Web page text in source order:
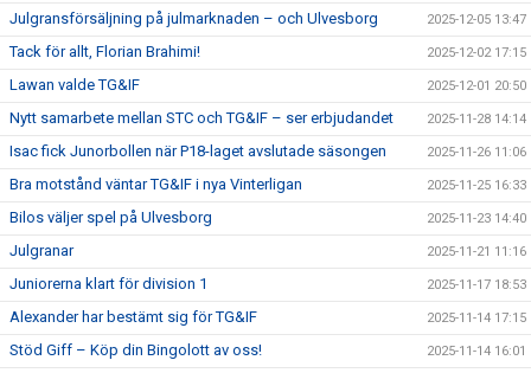
Julgransförsäljning på julmarknaden – och Ulvesborg 2025-12-05 13:47
Tack för allt, Florian Brahimi! 2025-12-02 17:15
Lawan valde TG&IF 2025-12-01 20:50
Nytt samarbete mellan STC och TG&IF – ser erbjudandet 2025-11-28 14:14
Isac fick Junorbollen när P18-laget avslutade säsongen 2025-11-26 11:06
Bra motstånd väntar TG&IF i nya Vinterligan 2025-11-25 16:33
Bilos väljer spel på Ulvesborg 2025-11-23 14:40
Julgranar 2025-11-21 11:16
Juniorerna klart för division 1 2025-11-17 18:53
Alexander har bestämt sig för TG&IF 2025-11-14 17:15
Stöd Giff – Köp din Bingolott av oss! 2025-11-14 16:01